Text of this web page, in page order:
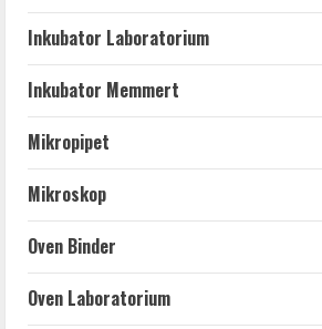
Inkubator Laboratorium
Inkubator Memmert
Mikropipet
Mikroskop
Oven Binder
Oven Laboratorium